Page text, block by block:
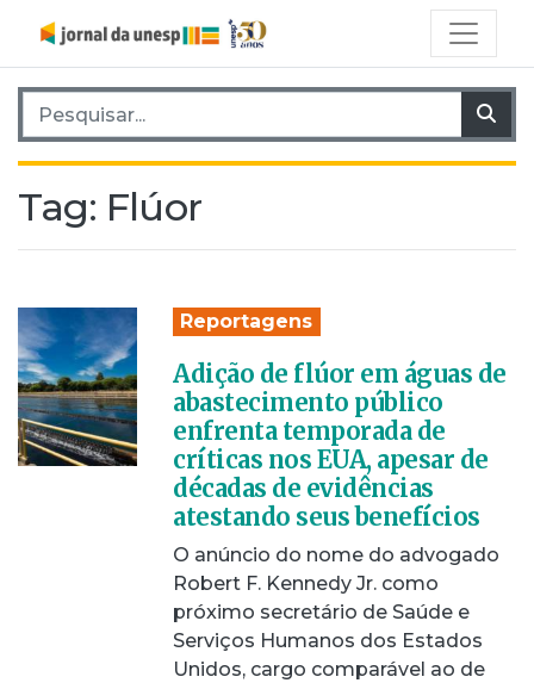
Pesquisar por:
Tag: Flúor
Reportagens
Adição de flúor em águas de
abastecimento público
enfrenta temporada de
críticas nos EUA, apesar de
décadas de evidências
atestando seus benefícios
O anúncio do nome do advogado
Robert F. Kennedy Jr. como
próximo secretário de Saúde e
Serviços Humanos dos Estados
Unidos, cargo comparável ao de